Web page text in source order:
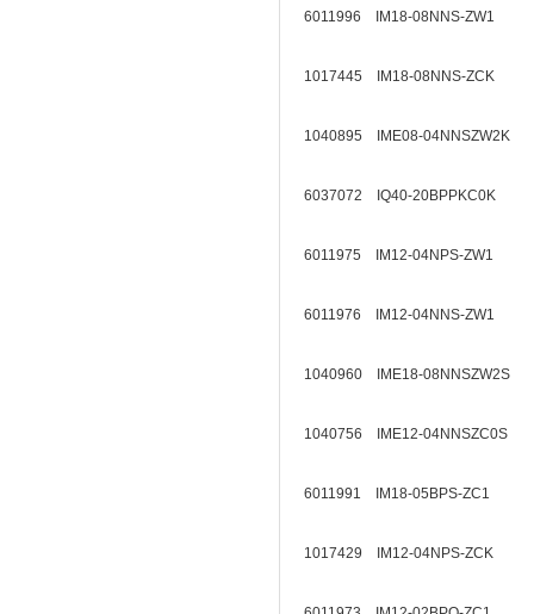
6011996 IM18-08NNS-ZW1
1017445 IM18-08NNS-ZCK
1040895 IME08-04NNSZW2K
6037072 IQ40-20BPPKC0K
6011975 IM12-04NPS-ZW1
6011976 IM12-04NNS-ZW1
1040960 IME18-08NNSZW2S
1040756 IME12-04NNSZC0S
6011991 IM18-05BPS-ZC1
1017429 IM12-04NPS-ZCK